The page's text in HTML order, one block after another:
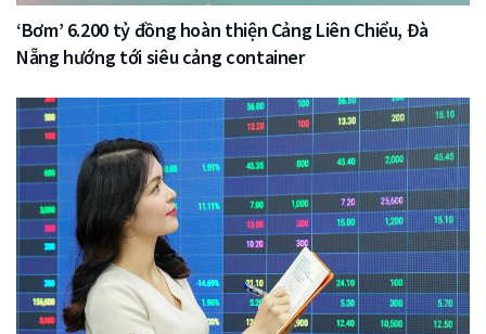
‘Bơm’ 6.200 tỷ đồng hoàn thiện Cảng Liên Chiểu, Đà
Nẵng hướng tới siêu cảng container